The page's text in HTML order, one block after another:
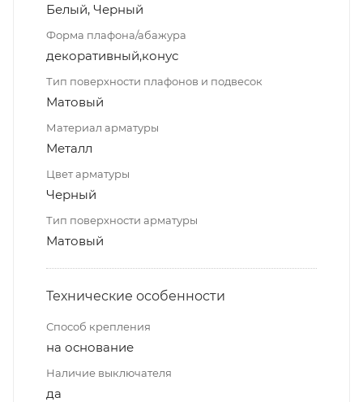
Белый, Черный
Форма плафона/абажура
декоративный,конус
Тип поверхности плафонов и подвесок
Матовый
Материал арматуры
Металл
Цвет арматуры
Черный
Тип поверхности арматуры
Матовый
Технические особенности
Способ крепления
на основание
Наличие выключателя
да